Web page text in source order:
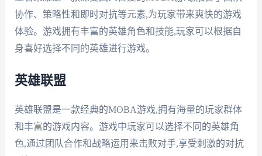
协作、策略性和即时对抗等元素,为玩家带来爽快的游戏
体验。游戏拥有丰富的英雄角色和技能,玩家可以根据自
身喜好选择不同的英雄进行游戏。
英雄联盟
英雄联盟是一款经典的MOBA游戏,拥有海量的玩家群体
和丰富的游戏内容。游戏中玩家可以选择不同的英雄角
色,通过团队合作和战略运用来击败对手,享受刺激的对抗